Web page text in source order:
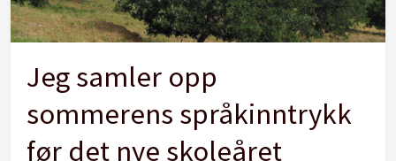
Jeg samler opp
sommerens språkinntrykk
før det nye skoleåret